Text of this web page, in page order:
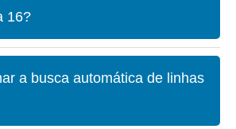
16?
a busca automática de linhas